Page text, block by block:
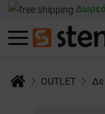
OUTLET